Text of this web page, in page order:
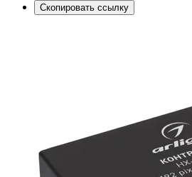
Скопировать ссылку